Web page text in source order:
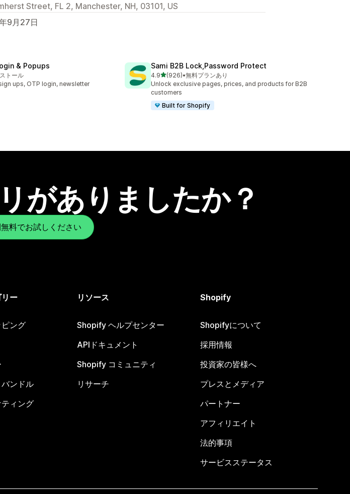
Street, FL 2, Manchester, NH, 03101, US
9月27日
& Popups
トール
ups, OTP login, newsletter
Sami B2B Lock,Password Protect
4.95つ星中
(926)
合計レビュー数：926件
•無料プランあり
Unlock exclusive pages, prices, and products for B2B
customers
Built for Shopify
がありましたか？
料でお試しください
リー
ピング
ンドル
ィング
リソース
Shopify ヘルプセンター
APIドキュメント
Shopify コミュニティ
リサーチ
Shopify
Shopifyについて
採用情報
投資家の皆様へ
プレスとメディア
パートナー
アフィリエイト
法的事項
サービスステータス